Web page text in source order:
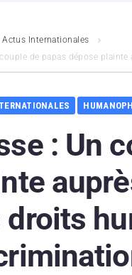
Actus Internationales
de papas dépose
: Un
droits